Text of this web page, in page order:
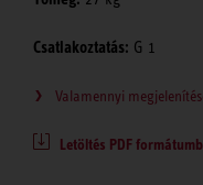
Csatlakoztatás: G 1
Valamennyi
Letöltés PDF